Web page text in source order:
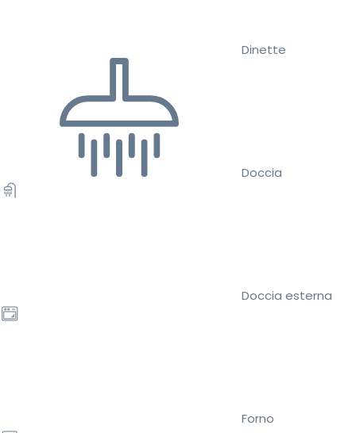
Dinette
Doccia
Doccia esterna
Forno